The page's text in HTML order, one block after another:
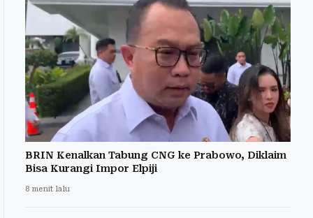
BRIN Kenalkan Tabung CNG ke Prabowo, Diklaim
Bisa Kurangi Impor Elpiji
8 menit lalu